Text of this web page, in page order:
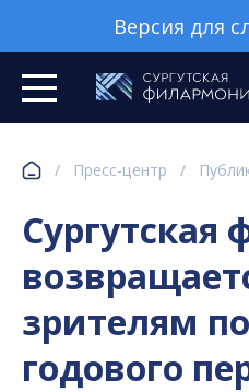
Версия для
/ Пресс-центр /
зрителям
годового